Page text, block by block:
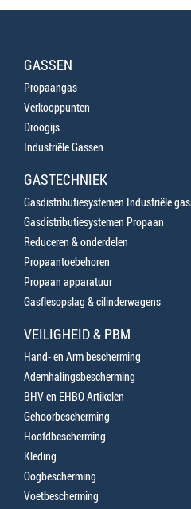
GASSEN
Propaangas
Verkooppunten
Droogijs
Industriële Gassen
GASTECHNIEK
Gasdistributiesystemen Industriële
Gasdistributiesystemen Propaan
Reduceren & onderdelen
Propaantoebehoren
Propaan apparatuur
Gasflesopslag & cilinderwagens
VEILIGHEID & PBM
Hand- en Arm bescherming
Ademhalingsbescherming
BHV en EHBO Artikelen
Gehoorbescherming
Hoofdbescherming
Kleding
Oogbescherming
Voetbescherming